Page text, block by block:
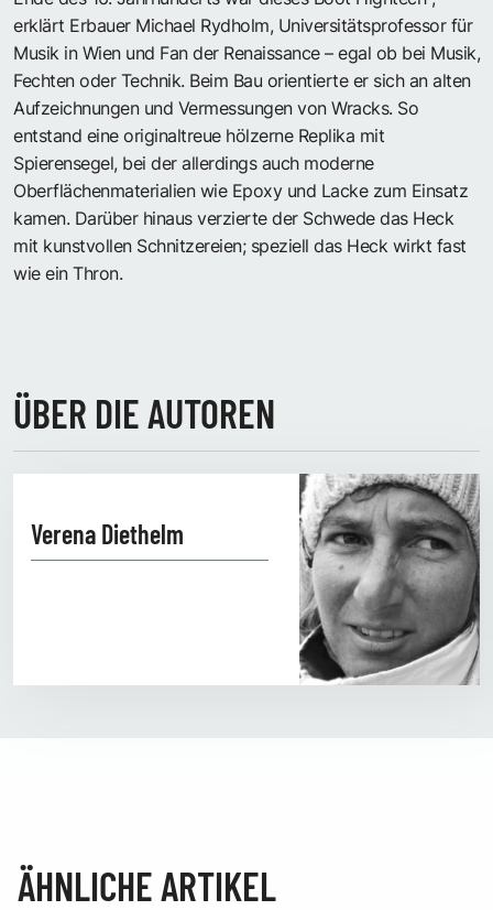
erklärt Erbauer Michael Rydholm, Universitätsprofessor für
Musik in Wien und Fan der Renaissance – egal ob bei Musik,
Fechten oder Technik. Beim Bau orientierte er sich an alten
Aufzeichnungen und Vermessungen von Wracks. So
entstand eine originaltreue hölzerne Replika mit
Spierensegel, bei der allerdings auch moderne
Oberflächenmaterialien wie Epoxy und Lacke zum Einsatz
kamen. Darüber hinaus verzierte der Schwede das Heck
mit kunstvollen Schnitzereien; speziell das Heck wirkt fast
wie ein Thron.
ÜBER DIE AUTOREN
Verena Diethelm
ÄHNLICHE ARTIKEL